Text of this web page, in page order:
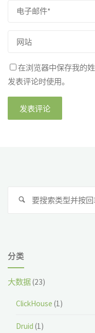
在浏览器中保存我的
发表评论时使用。
搜
分类
大数据(23)
ClickHouse (1)
Druid (1)